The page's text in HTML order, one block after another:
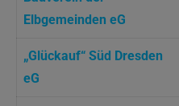
Elbgemeinden eG
„Glückauf“ Süd Dresden
eG